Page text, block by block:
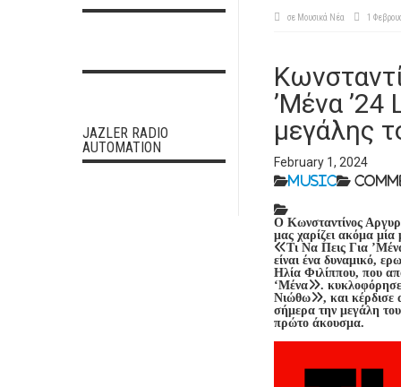
σε Μουσικά Νέα 1
’Μένα
μεγάλης
February 1, 2024
Music
Ο Κωνσταντίνος
μας χαρίζει ακόμα
«Τι Να Πεις Για
είναι ένα δυναμικό,
Ηλία Φιλίππου, που
‘Μένα».
Νιώθω», και κέρδισε
σήμερα την μεγάλη
πρώτο άκουσμα.
JAZLER RADIO
AUTOMATION